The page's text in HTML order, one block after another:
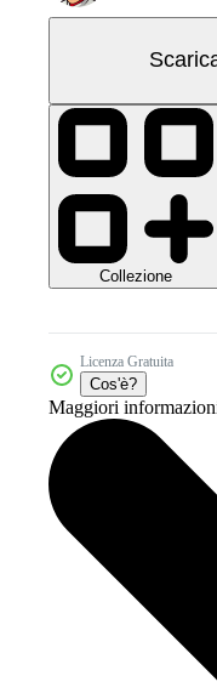
Collezione
Licenza Gratuita
Cos'è?
Maggiori